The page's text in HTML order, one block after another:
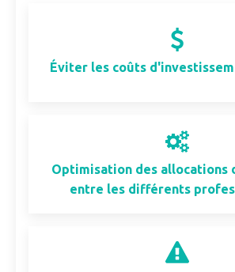
Éviter les coûts
Optimisation des allocations
entre les différents